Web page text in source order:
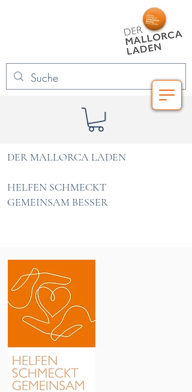
DER MALLORCA LADEN
HELFEN SCHMECKT
GEMEINSAM BESSER